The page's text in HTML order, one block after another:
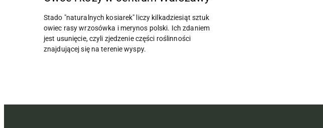
Stado "naturalnych kosiarek" liczy kilkadziesiąt sztuk
owiec rasy wrzosówka i merynos polski. Ich zdaniem
jest usunięcie, czyli zjedzenie części roślinności
znajdującej się na terenie wyspy.